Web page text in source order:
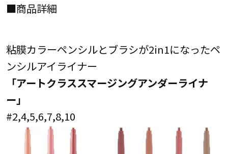
■商品詳細
粘膜カラーペンシルとブラシが2in1になったペ
ンシルアイライナー
「アートクラススマージングアンダーライナ
ー」
#2,4,5,6,7,8,10